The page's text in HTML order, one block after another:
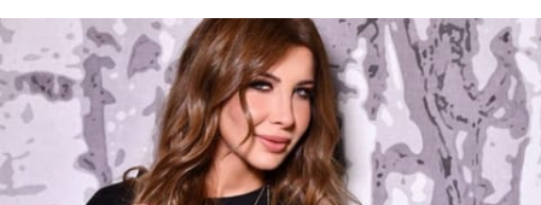
سياسة ناس
إقتصاد فن
منوعات رياضة
كأس العالم